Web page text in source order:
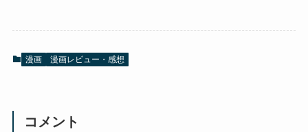
漫画 漫画レビュー・感想
コメント